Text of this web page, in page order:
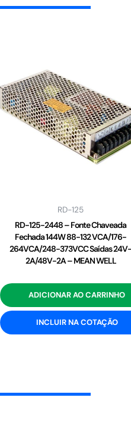
RD-125
RD-125-2448 – Fonte Chaveada
Fechada 144W 88-132 VCA/176-
264VCA/248-373VCC Saídas 24V-
2A/48V-2A – MEAN WELL
ADICIONAR AO CARRINHO
INCLUIR NA COTAÇÃO